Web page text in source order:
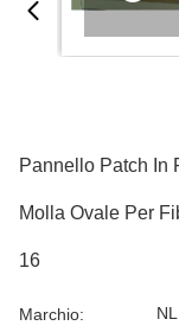
Pannello Patch In
Molla Ovale Per
16
Marchio: NL